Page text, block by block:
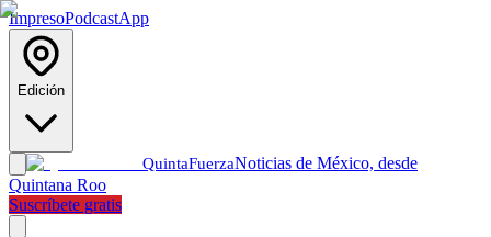
ImpresoPodcastApp
Edición
QuintaFuerzaNoticias de México, desde
Quintana Roo
Suscríbete gratis